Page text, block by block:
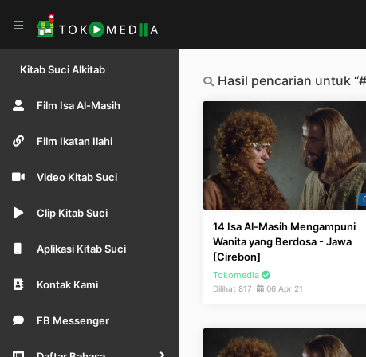
Kitab Suci Alkitab
Film Isa Al-Masih
Film Ikatan Ilahi
Video Kitab Suci
Clip Kitab Suci
Aplikasi Kitab Suci
Kontak Kami
FB Messenger
Hasil pencarian untuk
14 Isa Al-Masih Mengampuni
Wanita yang Berdosa - Jawa
[Cirebon]
Tokomedia
Dilihat 817 06 Apr 21